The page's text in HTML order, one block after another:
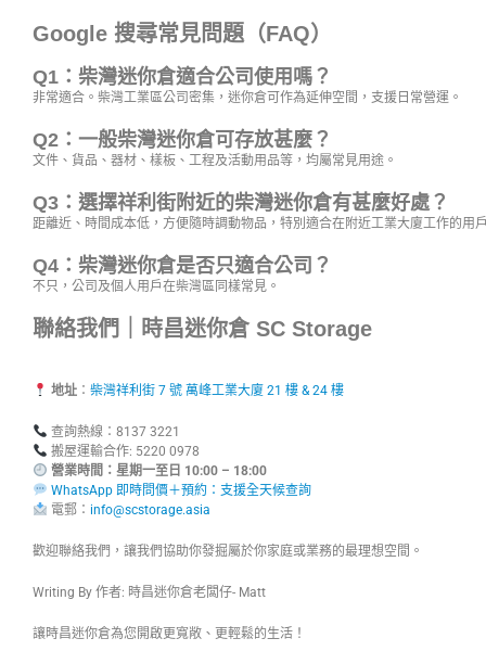
Google 搜尋常見問題（FAQ）
Q1：柴灣迷你倉適合公司使用嗎？
非常適合。柴灣工業區公司密集，迷你倉可作為延伸空間，支援日常營運。
Q2：一般柴灣迷你倉可存放甚麼？
文件、貨品、器材、樣板、工程及活動用品等，均屬常見用途。
Q3：選擇祥利街附近的柴灣迷你倉有甚麼好處？
距離近、時間成本低，方便隨時調動物品，特別適合在附近工業大廈工作的用
Q4：柴灣迷你倉是否只適合公司？
不只，公司及個人用戶在柴灣區同樣常見。
聯絡我們｜時昌迷你倉 SC Storage
地址： 柴灣祥利街 7 號 萬峰工業大廈 21 樓 & 24 樓
查詢熱線：8137 3221
搬屋運輸合作: 5220 0978
營業時間：星期一至日 10:00 – 18:00
WhatsApp 即時問價＋預約：支援全天候查詢
電郵： info@scstorage.asia
歡迎聯絡我們，讓我們協助你發掘屬於你家庭或業務的最理想空間。
Writing By 作者: 時昌迷你倉老闆仔- Matt
讓時昌迷你倉為您開啟更寬敞、更輕鬆的生活！